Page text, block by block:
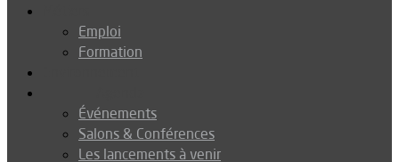
Emploi
Formation
Événements
Salons & Conférences
Les lancements à venir